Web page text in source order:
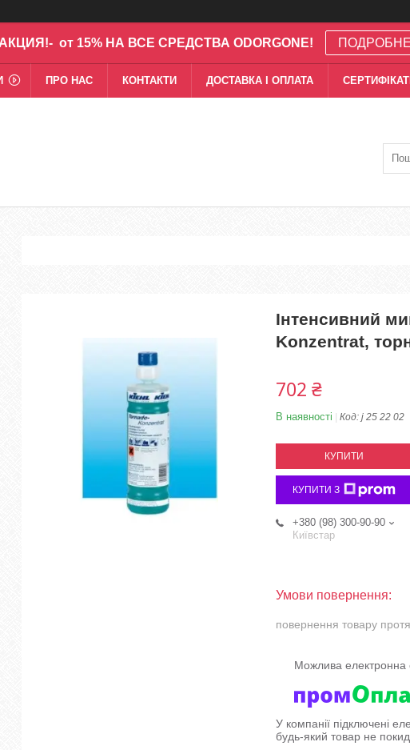
АКЦИЯ!- от 15% НА ВСЕ СРЕДСТВА ODORGONE!
ПРО НАС КОНТАКТИ ДОСТАВКА І ОПЛАТА
Інтенсивний
Konzentrat,
702 ₴
В наявності Код: j 25 22 02
КУПИТИ
КУПИТИ З
+380 (98) 300-90-90
Київстар
повернення товару
У компанії підключені
будь-який товар не